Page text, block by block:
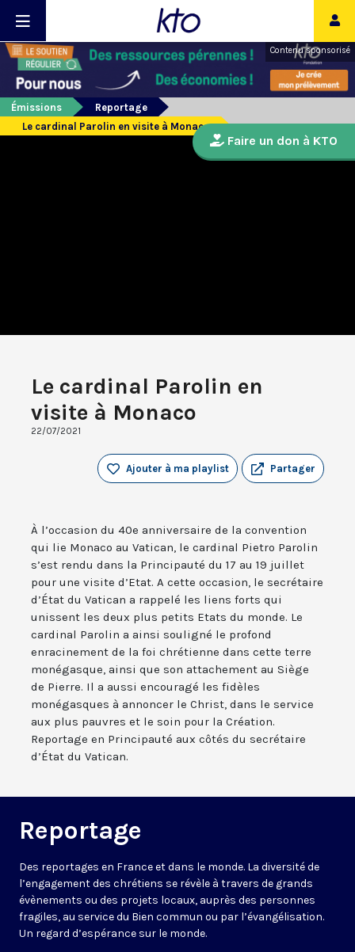
Contenu sponsorisé
Émissions
Reportage
Le cardinal Parolin en visite à Monaco
Le cardinal Parolin en
visite à Monaco
22/07/2021
Partager
Ajouter à ma playlist
À l’occasion du 40e anniversaire de la convention
qui lie Monaco au Vatican, le cardinal Pietro Parolin
s’est rendu dans la Principauté du 17 au 19 juillet
pour une visite d’Etat. A cette occasion, le secrétaire
d’État du Vatican a rappelé les liens forts qui
unissent les deux plus petits Etats du monde. Le
cardinal Parolin a ainsi souligné le profond
enracinement de la foi chrétienne dans cette terre
monégasque, ainsi que son attachement au Siège
de Pierre. Il a aussi encouragé les fidèles
monégasques à annoncer le Christ, dans le service
aux plus pauvres et le soin pour la Création.
Reportage en Principauté aux côtés du secrétaire
d’État du Vatican.
Reportage
Des reportages en France et dans le monde. La diversité de
l’engagement des chrétiens se révèle à travers de grands
évènements ou des projets locaux, auprès des personnes
fragiles, au service du Bien commun ou par l’évangélisation.
Un regard d’espérance sur le monde.
Faire un don à KTO